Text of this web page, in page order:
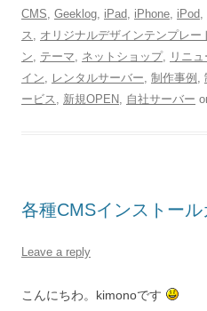
CMS Geeklog iPad iPhone iPod
ス
オリジナルデザインテンプレー
ン
テーマ ネットショップ, リニ
イン
レンタルサーバー 制作事例
ービス
新規OPEN 自社サーバー
各種CMSインストー
Leave a reply
こんにちわ。kimonoです